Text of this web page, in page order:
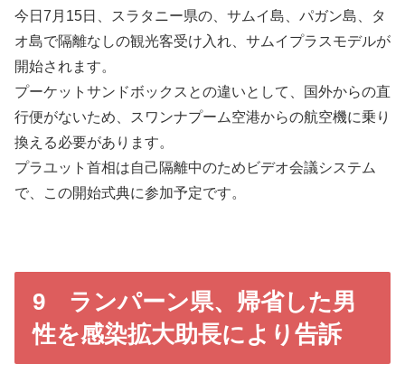
今日7月15日、スラタニー県の、サムイ島、パガン島、タ
オ島で隔離なしの観光客受け入れ、サムイプラスモデルが
開始されます。
プーケットサンドボックスとの違いとして、国外からの直
行便がないため、スワンナプーム空港からの航空機に乗り
換える必要があります。
プラユット首相は自己隔離中のためビデオ会議システム
で、この開始式典に参加予定です。
9 ランパーン県、帰省した男
性を感染拡大助長により告訴